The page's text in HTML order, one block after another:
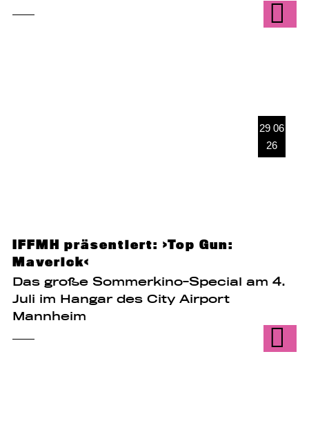
IFFMH präsentiert: ›Top Gun:
Maverick‹
Das große Sommerkino-Special am 4.
Juli im Hangar des City Airport
Mannheim
29 06
26